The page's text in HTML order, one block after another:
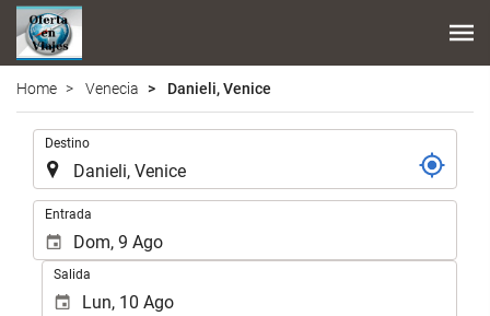
Home Venecia Danieli, Venice
Destino
Entrada
Salida